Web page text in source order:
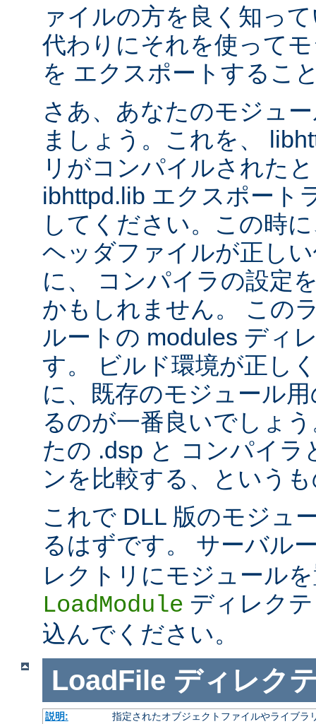
ァイルの方を良く知っ
代わりにそれを使って
を エクスポートするこ
さあ、あなたのモジュ
ましょう。これを、
リがコンパイルされた
ibhttpd.lib エクスポート
してください。この時
ヘッダファイルが正し
に、 コンパイラの設定
かもしれません。 この
ルートの modules ディ
す。 ビルド環境が正し
に、既存のモジュール
るのが一番良いでしょ
たの .dsp と コンパイ
ンを比較する、という
これで DLL 版のモジュ
るはずです。 サーバル
レクトリにモジュール
LoadModule ディレク
込んでください。
LoadFile ディレク
説明:
指定されたオブジェクトファイルやライブラ